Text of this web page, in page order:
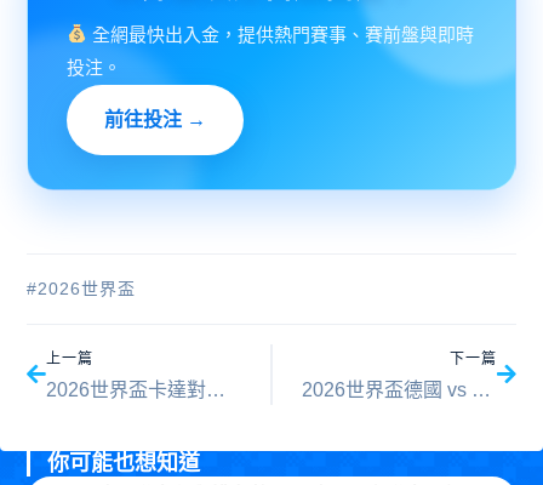
全網最快出入金，提供熱門賽事、賽前盤與即時
投注。
前往投注 →
#2026世界盃
上一篇
2026世界盃卡達對瑞士預測：B組賽前完整評估與勝負分析
下一篇
2026世界盃德國 vs 庫拉索比分預測：勝負關鍵與比分數據分析
你可能也想知道